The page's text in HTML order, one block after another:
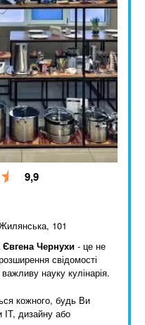
9,9
101
Чернухи - це не
свідомості
науку кулінарія.
кожного, будь Ви
IT, дизайну або